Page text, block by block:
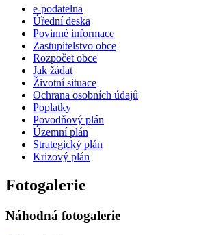
e-podatelna
Úřední deska
Povinné informace
Zastupitelstvo obce
Rozpočet obce
Jak žádat
Životní situace
Ochrana osobních údajů
Poplatky
Povodňový plán
Územní plán
Strategický plán
Krizový plán
Fotogalerie
Náhodná fotogalerie